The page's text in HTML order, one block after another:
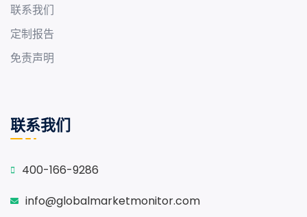
联系我们
定制报告
免责声明
联系我们
400-166-9286
info@globalmarketmonitor.com